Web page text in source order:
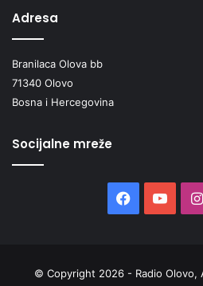
Adresa
Branilaca Olova bb
71340 Olovo
Bosna i Hercegovina
Socijalne mreže
Facebook
© Copyright 2026 - Radio Olovo,